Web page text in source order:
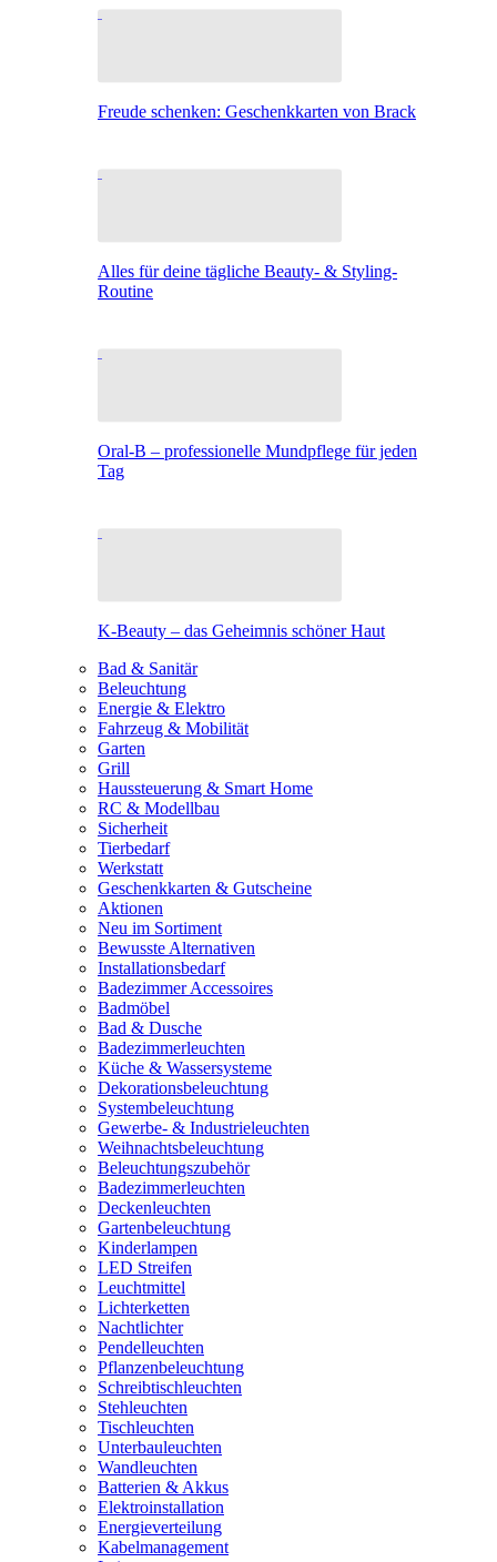
Freude schenken: Geschenkkarten von Brack
Alles für deine tägliche Beauty- & Styling-
Routine
Oral-B – professionelle Mundpflege für jeden
Tag
K-Beauty – das Geheimnis schöner Haut
Bad & Sanitär
Beleuchtung
Energie & Elektro
Fahrzeug & Mobilität
Garten
Grill
Haussteuerung & Smart Home
RC & Modellbau
Sicherheit
Tierbedarf
Werkstatt
Geschenkkarten & Gutscheine
Aktionen
Neu im Sortiment
Bewusste Alternativen
Installationsbedarf
Badezimmer Accessoires
Badmöbel
Bad & Dusche
Badezimmerleuchten
Küche & Wassersysteme
Dekorationsbeleuchtung
Systembeleuchtung
Gewerbe- & Industrieleuchten
Weihnachtsbeleuchtung
Beleuchtungszubehör
Badezimmerleuchten
Deckenleuchten
Gartenbeleuchtung
Kinderlampen
LED Streifen
Leuchtmittel
Lichterketten
Nachtlichter
Pendelleuchten
Pflanzenbeleuchtung
Schreibtischleuchten
Stehleuchten
Tischleuchten
Unterbauleuchten
Wandleuchten
Batterien & Akkus
Elektroinstallation
Energieverteilung
Kabelmanagement